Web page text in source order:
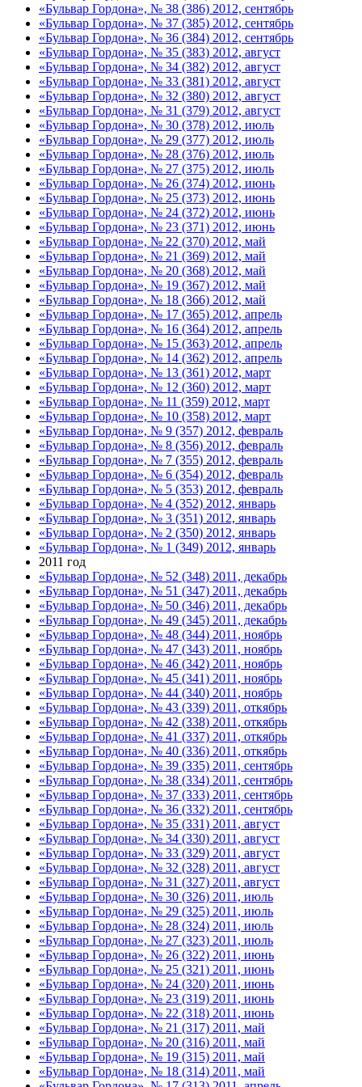
«Бульвар Гордона», № 38 (386) 2012, сентябрь
«Бульвар Гордона», № 37 (385) 2012, сентябрь
«Бульвар Гордона», № 36 (384) 2012, сентябрь
«Бульвар Гордона», № 35 (383) 2012, август
«Бульвар Гордона», № 34 (382) 2012, август
«Бульвар Гордона», № 33 (381) 2012, август
«Бульвар Гордона», № 32 (380) 2012, август
«Бульвар Гордона», № 31 (379) 2012, август
«Бульвар Гордона», № 30 (378) 2012, июль
«Бульвар Гордона», № 29 (377) 2012, июль
«Бульвар Гордона», № 28 (376) 2012, июль
«Бульвар Гордона», № 27 (375) 2012, июль
«Бульвар Гордона», № 26 (374) 2012, июнь
«Бульвар Гордона», № 25 (373) 2012, июнь
«Бульвар Гордона», № 24 (372) 2012, июнь
«Бульвар Гордона», № 23 (371) 2012, июнь
«Бульвар Гордона», № 22 (370) 2012, май
«Бульвар Гордона», № 21 (369) 2012, май
«Бульвар Гордона», № 20 (368) 2012, май
«Бульвар Гордона», № 19 (367) 2012, май
«Бульвар Гордона», № 18 (366) 2012, май
«Бульвар Гордона», № 17 (365) 2012, апрель
«Бульвар Гордона», № 16 (364) 2012, апрель
«Бульвар Гордона», № 15 (363) 2012, апрель
«Бульвар Гордона», № 14 (362) 2012, апрель
«Бульвар Гордона», № 13 (361) 2012, март
«Бульвар Гордона», № 12 (360) 2012, март
«Бульвар Гордона», № 11 (359) 2012, март
«Бульвар Гордона», № 10 (358) 2012, март
«Бульвар Гордона», № 9 (357) 2012, февраль
«Бульвар Гордона», № 8 (356) 2012, февраль
«Бульвар Гордона», № 7 (355) 2012, февраль
«Бульвар Гордона», № 6 (354) 2012, февраль
«Бульвар Гордона», № 5 (353) 2012, февраль
«Бульвар Гордона», № 4 (352) 2012, январь
«Бульвар Гордона», № 3 (351) 2012, январь
«Бульвар Гордона», № 2 (350) 2012, январь
«Бульвар Гордона», № 1 (349) 2012, январь
2011 год
«Бульвар Гордона», № 52 (348) 2011, декабрь
«Бульвар Гордона», № 51 (347) 2011, декабрь
«Бульвар Гордона», № 50 (346) 2011, декабрь
«Бульвар Гордона», № 49 (345) 2011, декабрь
«Бульвар Гордона», № 48 (344) 2011, ноябрь
«Бульвар Гордона», № 47 (343) 2011, ноябрь
«Бульвар Гордона», № 46 (342) 2011, ноябрь
«Бульвар Гордона», № 45 (341) 2011, ноябрь
«Бульвар Гордона», № 44 (340) 2011, ноябрь
«Бульвар Гордона», № 43 (339) 2011, откябрь
«Бульвар Гордона», № 42 (338) 2011, откябрь
«Бульвар Гордона», № 41 (337) 2011, откябрь
«Бульвар Гордона», № 40 (336) 2011, откябрь
«Бульвар Гордона», № 39 (335) 2011, сентябрь
«Бульвар Гордона», № 38 (334) 2011, сентябрь
«Бульвар Гордона», № 37 (333) 2011, сентябрь
«Бульвар Гордона», № 36 (332) 2011, сентябрь
«Бульвар Гордона», № 35 (331) 2011, август
«Бульвар Гордона», № 34 (330) 2011, август
«Бульвар Гордона», № 33 (329) 2011, август
«Бульвар Гордона», № 32 (328) 2011, август
«Бульвар Гордона», № 31 (327) 2011, август
«Бульвар Гордона», № 30 (326) 2011, июль
«Бульвар Гордона», № 29 (325) 2011, июль
«Бульвар Гордона», № 28 (324) 2011, июль
«Бульвар Гордона», № 27 (323) 2011, июль
«Бульвар Гордона», № 26 (322) 2011, июнь
«Бульвар Гордона», № 25 (321) 2011, июнь
«Бульвар Гордона», № 24 (320) 2011, июнь
«Бульвар Гордона», № 23 (319) 2011, июнь
«Бульвар Гордона», № 22 (318) 2011, июнь
«Бульвар Гордона», № 21 (317) 2011, май
«Бульвар Гордона», № 20 (316) 2011, май
«Бульвар Гордона», № 19 (315) 2011, май
«Бульвар Гордона», № 18 (314) 2011, май